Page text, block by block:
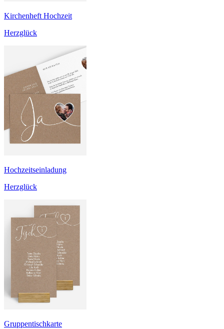
Kirchenheft Hochzeit
Herzglück
Hochzeitseinladung
Herzglück
Gruppentischkarte